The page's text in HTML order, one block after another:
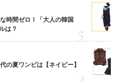
時間ゼロ！「大人の韓国
は？
の夏ワンピは【ネイビー】